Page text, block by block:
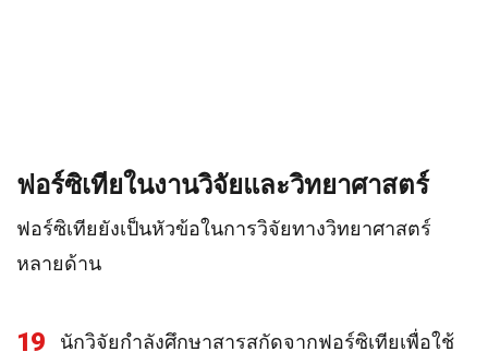
ฟอร์ซิเทียในงานวิจัยและวิทยาศาสตร์
ฟอร์ซิเทียยังเป็นหัวข้อในการวิจัยทางวิทยาศาสตร์
หลายด้าน
19
นักวิจัยกำลังศึกษาสารสกัดจากฟอร์ซิเทียเพื่อใช้